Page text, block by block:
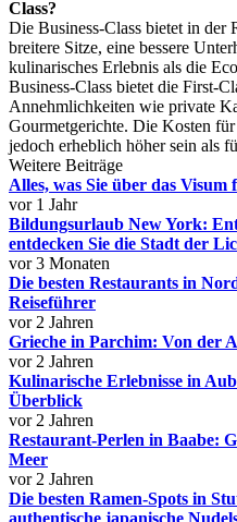
Class?
Die Business-Class bietet in der
breitere Sitze, eine bessere
kulinarisches Erlebnis als die
Business-Class bietet die First-
Annehmlichkeiten wie private
Gourmetgerichte. Die Kosten
jedoch erheblich höher sein als
Weitere Beiträge
Alles, was Sie über das Visum
vor 1 Jahr
Bildungsurlaub New York:
entdecken Sie die Stadt der
vor 3 Monaten
Die besten Restaurants in
Reiseführer
vor 2 Jahren
Grieche in Parchim: Von der
vor 2 Jahren
Kulinarische Erlebnisse in
Überblick
vor 2 Jahren
Restaurant-Perlen in Baabe:
Meer
vor 2 Jahren
Die besten Ramen-Spots in
authentische japanische